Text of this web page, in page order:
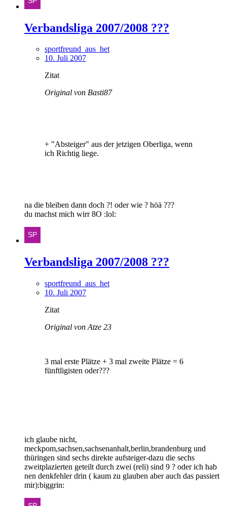
Verbandsliga 2007/2008 ???
sportfreund_aus_het
10. Juli 2007
Zitat
Original von Basti87
+ "Absteiger" aus der jetzigen Oberliga, wenn
ich Richtig liege.
na die bleiben dann doch ?! oder wie ? höä ???
du machst mich wirr 8O :lol:
Verbandsliga 2007/2008 ???
sportfreund_aus_het
10. Juli 2007
Zitat
Original von Atze 23
3 mal erste Plätze + 3 mal zweite Plätze = 6
fünftligisten oder???
ich glaube nicht,
meckpom,sachsen,sachsenanhalt,berlin,brandenburg und
thüringen sind sechs direkte aufsteiger-dazu die sechs
zweitplazierten geteilt durch zwei (reli) sind 9 ? oder ich hab
nen denkfehler drin ( kaum zu glauben aber auch das passiert
mir):biggrin: